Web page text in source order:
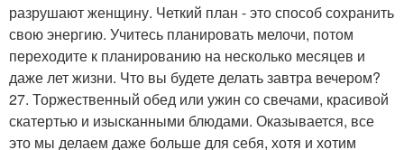
разрушают женщину. Четкий план - это способ сохранить
свою энергию. Учитесь планировать мелочи, потом
переходите к планированию на несколько месяцев и
даже лет жизни. Что вы будете делать завтра вечером?
27. Торжественный обед или ужин со свечами, красивой
скатертью и изысканными блюдами. Оказывается, все
это мы делаем даже больше для себя, хотя и хотим